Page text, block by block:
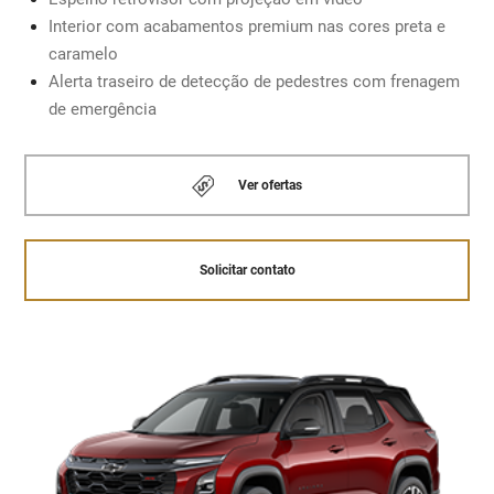
Chevrolet MyLink
central multimídia com tela de 11.3”sensível ao
MOTOR 1.5 TURBO COM INJEÇÃO DIRETA
Interior com acabamentos premium nas cores preta e
caramelo
Alerta traseiro de detecção de pedestres com frenagem
de emergência
Ver ofertas
Solicitar contato